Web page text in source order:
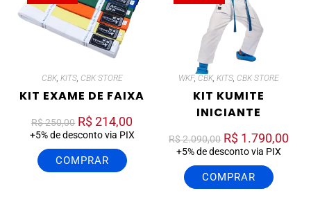
CBK, KITS, CBK STORE
KIT EXAME DE FAIXA
R$250,00 R$214,00
+5% de desconto via PIX
COMPRAR
WKF, CBK,KITS, CBK STORE
KIT KUMITE
INICIANTE
R$2.090,00 R$ 1.790,00
+5% de desconto via PIX
COMPRAR